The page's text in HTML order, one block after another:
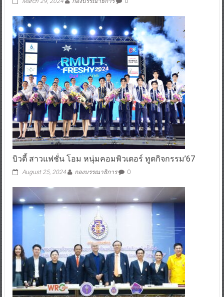
บิวตี้ สาวแฟชั่น โอม หนุ่มคอมพิวเตอร์ ทูตกิจกรรม’67
August 25, 2024 กองบรรณาธิการ 0